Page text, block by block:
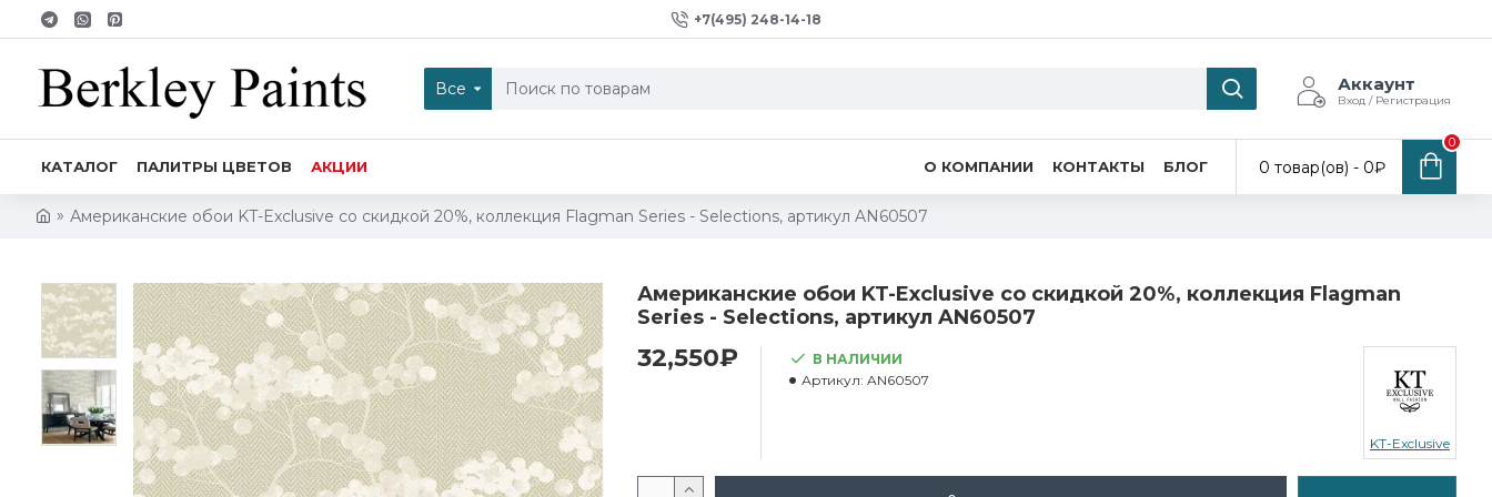
+7(495) 248-14-18
Все Аккаунт
Вход / Регистрация
КАТАЛОГ ПАЛИТРЫ ЦВЕТОВ АКЦИИ О КОМПАНИИ КОНТАКТЫ БЛОГ 0 товар(ов) - 0₽
0
Американские обои KT-Exclusive со скидкой 20%, коллекция Flagman Series - Selections, артикул AN60507
Американские обои KT-Exclusive со скидкой 20%, коллекция Flagman
Series - Selections, артикул AN60507
32,550₽
В НАЛИЧИИ
Артикул: AN60507
KT-Exclusive